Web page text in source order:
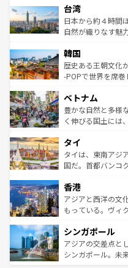
情報は
人々、おいしいロ
ク、伝統的なフラ
っている。訪れる
はコンテンツ一覧
リアリーフや大陸
ク）、タスマニア
ど、見どころがた
いる。アクティビ
ビング、ハイキン
い。オーストラリ
参照してほしい。
台湾
日本から約４時間
自然が織りなす魅
ン）、静ひつな山
と山間の静けさが
驚きをもたらして
容にもいいと評判
が味わ
照してほしい。
韓国
歴史ある王朝文化
-POPで世界を席
き、地方に足を延
できる。そして、
まで、さまざまな
リティに包まれな
覧を参照してほし
ベトナム
豊かな自然と多様
く伸びる国土には
急速な発展と共に
ーチミン市のフラ
醸し出している。
とつ。フォーやバ
ひ現地で味わいた
が旅行者を迎えて
参照してほしい。
タイ
タイは、東南アジ
国だ。首都バンコ
の活気が交差して
帯で自然と触れ合
いビーチでリゾー
激する。気候は一
が待っている。親
た文化、そして多
香港
アジアと西洋の文
もっている。ヴィ
み、どこを訪れて
ており、効率よく
うな絶景から文化
シンガポール
アジアの交差点と
シンガポール。未